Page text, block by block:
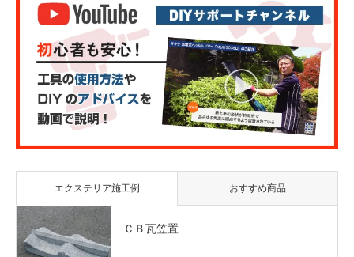
エクステリア施工例 おすすめ商品
ＣＢ瓦笠置